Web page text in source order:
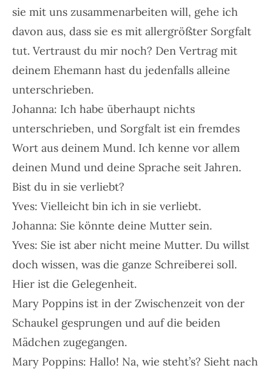
sie mit uns zusammenarbeiten will, gehe ich
davon aus, dass sie es mit allergrößter Sorgfalt
tut. Vertraust du mir noch? Den Vertrag mit
deinem Ehemann hast du jedenfalls alleine
unterschrieben.
Johanna: Ich habe überhaupt nichts
unterschrieben, und Sorgfalt ist ein fremdes
Wort aus deinem Mund. Ich kenne vor allem
deinen Mund und deine Sprache seit Jahren.
Bist du in sie verliebt?
Yves: Vielleicht bin ich in sie verliebt.
Johanna: Sie könnte deine Mutter sein.
Yves: Sie ist aber nicht meine Mutter. Du willst
doch wissen, was die ganze Schreiberei soll.
Hier ist die Gelegenheit.
Mary Poppins ist in der Zwischenzeit von der
Schaukel gesprungen und auf die beiden
Mädchen zugegangen.
Mary Poppins: Hallo! Na, wie steht’s? Sieht nach